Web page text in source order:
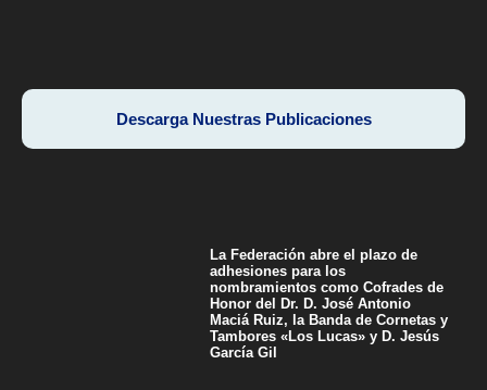
Descarga Nuestras Publicaciones
La Federación abre el plazo de
adhesiones para los
nombramientos como Cofrades de
Honor del Dr. D. José Antonio
Maciá Ruiz, la Banda de Cornetas y
Tambores «Los Lucas» y D. Jesús
García Gil